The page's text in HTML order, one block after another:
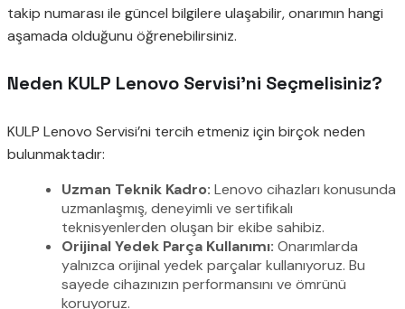
takip numarası ile güncel bilgilere ulaşabilir, onarımın hangi
aşamada olduğunu öğrenebilirsiniz.
Neden KULP Lenovo Servisi’ni Seçmelisiniz?
KULP Lenovo Servisi’ni tercih etmeniz için birçok neden
bulunmaktadır:
Uzman Teknik Kadro: Lenovo cihazları konusunda
uzmanlaşmış, deneyimli ve sertifikalı
teknisyenlerden oluşan bir ekibe sahibiz.
Orijinal Yedek Parça Kullanımı: Onarımlarda
yalnızca orijinal yedek parçalar kullanıyoruz. Bu
sayede cihazınızın performansını ve ömrünü
koruyoruz.